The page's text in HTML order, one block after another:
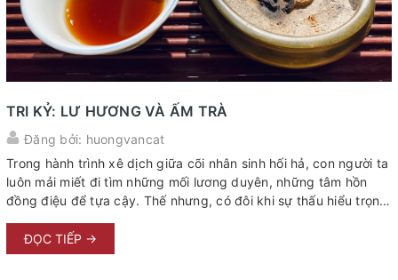
TRI KỶ: LƯ HƯƠNG VÀ ẤM TRÀ
Đăng bởi: huongvancat
Trong hành trình xê dịch giữa cõi nhân sinh hối hả, con người ta
luôn mải miết đi tìm những mối lương duyên, những tâm hồn
đồng điệu để tựa cậy. Thế nhưng, có đôi khi sự thấu hiểu trọn
trong sự lặng im của vạn vật. Giữa không gian tĩnh lặng của
một trà thất quen thuộc, khi ánh chiều tà rớt nhẹ bên khung
ĐỌC TIẾP →